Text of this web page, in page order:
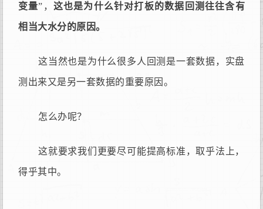
变量”， 这也是为什么针对打板的数据回测往往含有
相当大水分的原因。
这当然也是为什么很多人回测是一套数据，实盘
测出来又是另一套数据的重要原因。
怎么办呢？
这就要求我们更要尽可能提高标准，取乎法上，
得乎其中。